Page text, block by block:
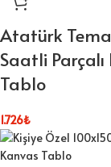
Atatürk
Saatli
Tablo
1.726₺